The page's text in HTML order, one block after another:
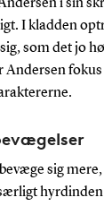
i sin
I kladden
som det jo
fokus
sig